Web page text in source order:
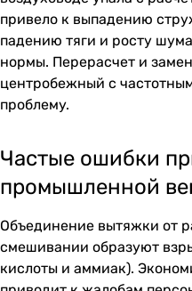
привело к выпадению
падению тяги и росту
нормы. Перерасчет и
центробежный с
проблему.
Частые ошибки
промышленной
Объединение вытяжки от
смешивании образуют
кислоты и аммиак).